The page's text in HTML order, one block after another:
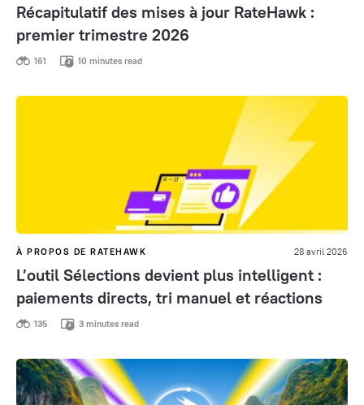
Récapitulatif des mises à jour RateHawk :
premier trimestre 2026
161 10 minutes read
À PROPOS DE RATEHAWK 28 avril 2026
L’outil Sélections devient plus intelligent :
paiements directs, tri manuel et réactions
135 3 minutes read